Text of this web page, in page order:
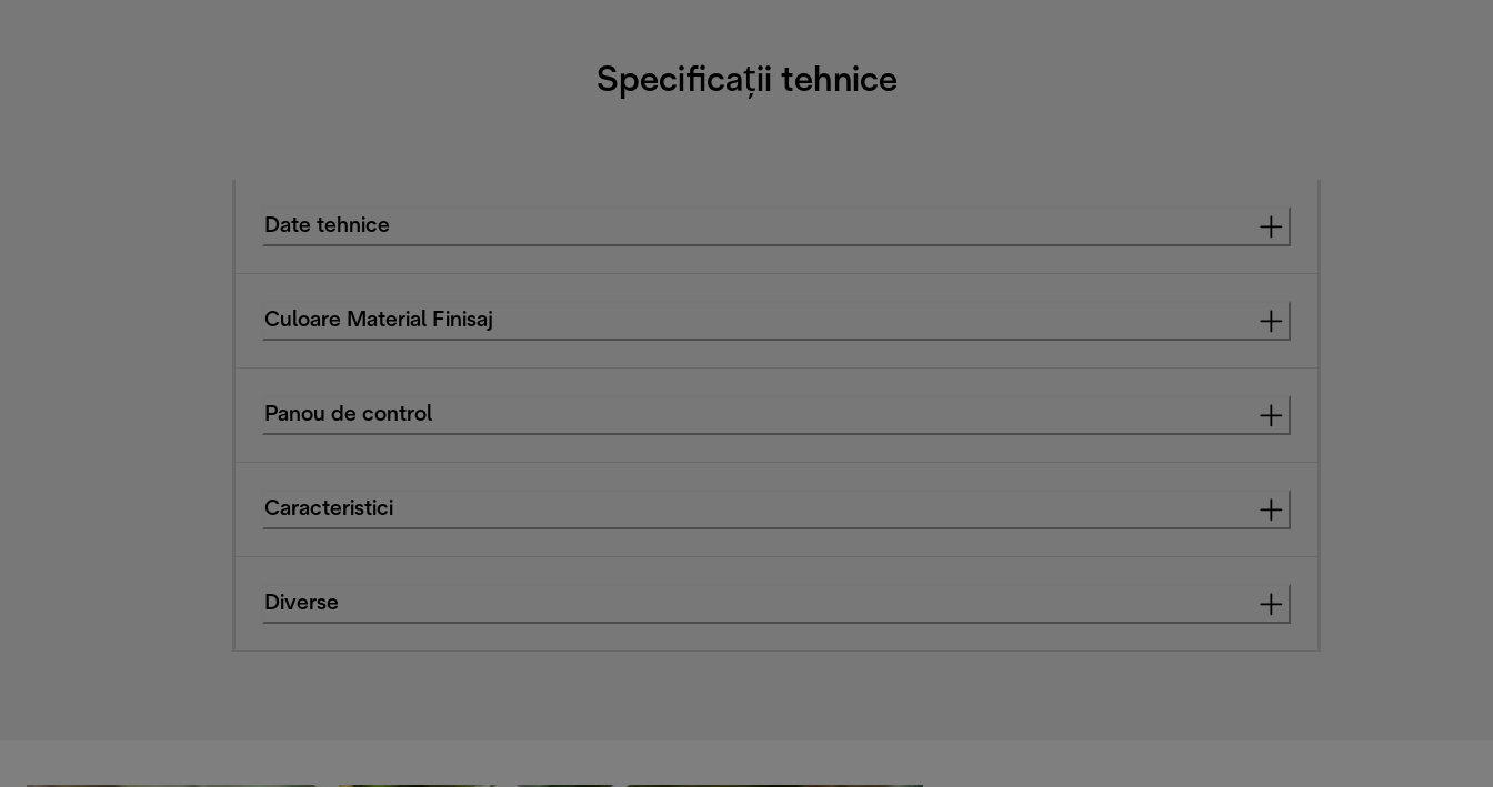
Specificații tehnice
Date tehnice
Culoare Material Finisaj
Panou de control
Caracteristici
Diverse